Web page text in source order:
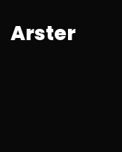
Arster